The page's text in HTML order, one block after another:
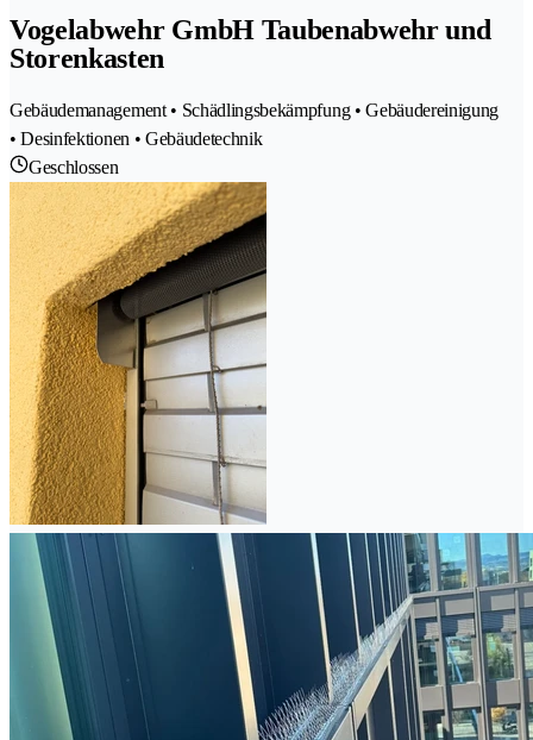
Vogelabwehr GmbH Taubenabwehr und
Storenkasten
Gebäudemanagement • Schädlingsbekämpfung • Gebäudereinigung
• Desinfektionen • Gebäudetechnik
Geschlossen